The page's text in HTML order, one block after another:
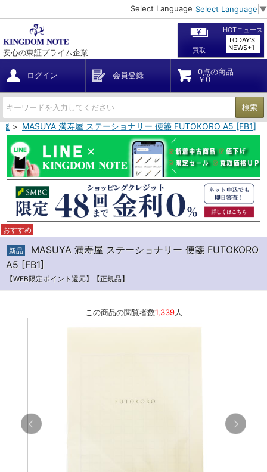
Select Language Select Language ▼
安心の東証プライム企業 買取
HOTニュース
TODAY'S
NEWS+1
ログイン 会員登録
0点の商品
￥0
検索
MASUYA 満寿屋 ステーショナリー 便箋 FUTOKORO A5 [FB1]
おすすめ
新品
MASUYA 満寿屋 ステーショナリー 便箋 FUTOKORO
A5 [FB1]
【WEB限定ポイント還元】【正規品】
この商品の閲覧者数1,339人